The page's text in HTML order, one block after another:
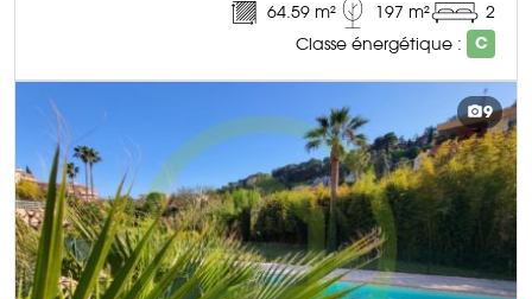
64.59 m² 197 m²
2
Classe énergétique :
C
9